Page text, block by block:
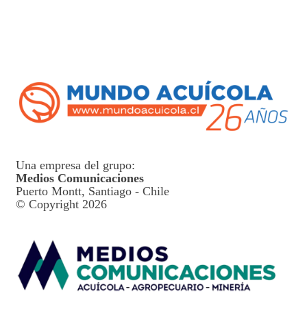
Una empresa del grupo:
Medios Comunicaciones
Puerto Montt, Santiago - Chile
© Copyright 2026